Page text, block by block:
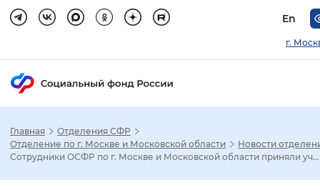
En
г.
Настройка режима отображения
Главная
Отделения СФР
Отделение по г. Москве и Московской области
Новости
Сотрудники ОСФР по г. Москве и Московской области приняли уч...